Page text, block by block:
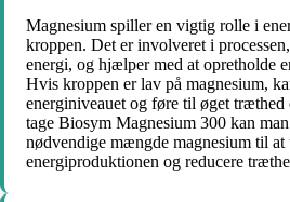
Magnesium spiller en vigtig rolle i
kroppen. Det er involveret i
energi, og hjælper med at opretholde
Hvis kroppen er lav på magnesium,
energiniveauet og føre til øget træthed
tage Biosym Magnesium 300 kan
nødvendige mængde magnesium til at
energiproduktionen og reducere